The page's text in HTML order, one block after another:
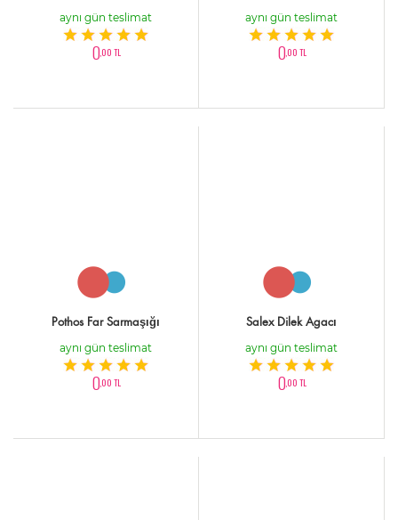
aynı gün teslimat
0,00 TL
aynı gün teslimat
0,00 TL
Pothos Far Sarmaşığı
aynı gün teslimat
0,00 TL
Salex Dilek Agacı
aynı gün teslimat
0,00 TL